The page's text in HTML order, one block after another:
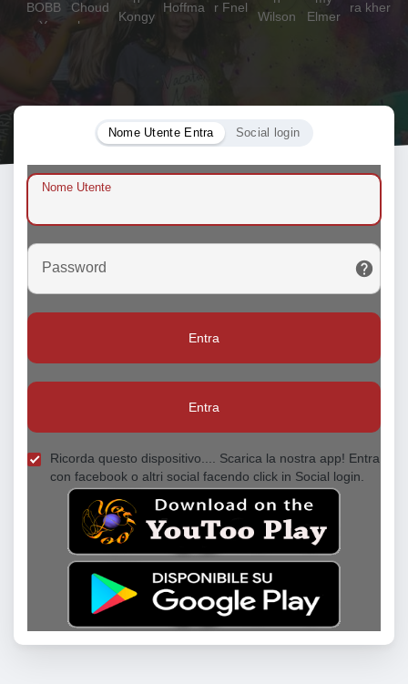
Nome Utente Entra Social login
Nome Utente
Password
Entra
Entra
Ricorda questo dispositivo.... Scarica la nostra app! Entra
con facebook o altri social facendo click in Social login.